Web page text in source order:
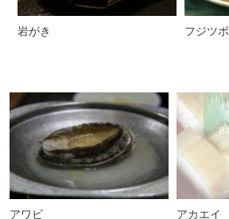
岩がき フジツボ
アワビ アカエイ